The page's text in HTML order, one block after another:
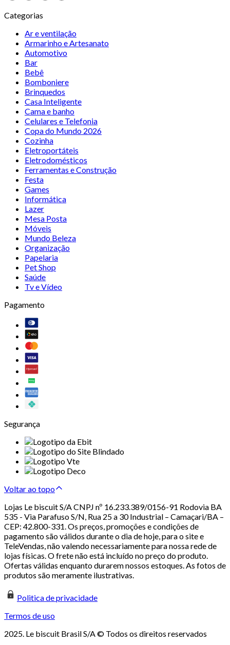
Categorias
Ar e ventilação
Armarinho e Artesanato
Automotivo
Bar
Bebê
Bomboniere
Brinquedos
Casa Inteligente
Cama e banho
Celulares e Telefonia
Copa do Mundo 2026
Cozinha
Eletroportáteis
Eletrodomésticos
Ferramentas e Construção
Festa
Games
Informática
Lazer
Mesa Posta
Móveis
Mundo Beleza
Organização
Papelaria
Pet Shop
Saúde
Tv e Vídeo
Pagamento
Segurança
Voltar ao topo
Lojas Le biscuit S/A CNPJ nº 16.233.389/0156-91 Rodovia BA
535 - Via Parafuso S/N, Rua 25 a 30 Industrial – Camaçari/BA –
CEP: 42.800-331. Os preços, promoções e condições de
pagamento são válidos durante o dia de hoje, para o site e
TeleVendas, não valendo necessariamente para nossa rede de
lojas físicas. O frete não está incluído no preço do produto.
Ofertas válidas enquanto durarem nossos estoques. As fotos de
produtos são meramente ilustrativas.
Politica de privacidade
Termos de uso
2025. Le biscuit Brasil S/A © Todos os direitos reservados